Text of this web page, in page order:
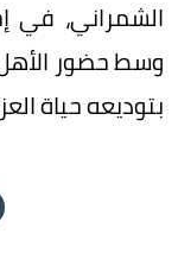
الشمراني، في
وسط حضور
بتوديعه حياة